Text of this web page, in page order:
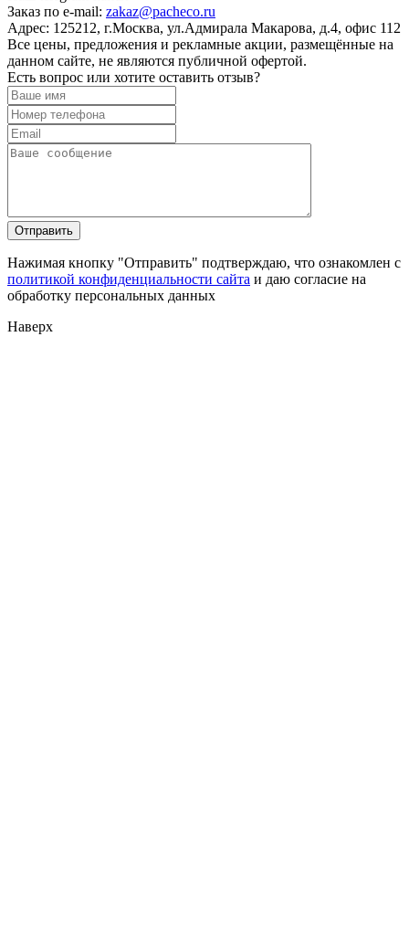
Заказ по e-mail: zakaz@pacheco.ru
Адрес: 125212, г.Москва, ул.Адмирала Макарова, д.4, офис 112
Все цены, предложения и рекламные акции, размещённые на
данном сайте, не являются публичной офертой.
Есть вопрос или хотите оставить отзыв?
Нажимая кнопку "Отправить" подтверждаю, что ознакомлен с
политикой конфиденциальности сайта и даю согласие на
обработку персональных данных
Наверх